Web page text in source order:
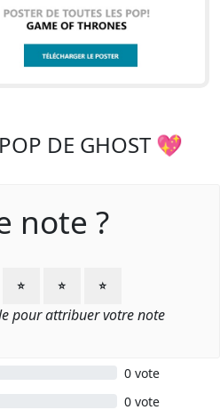
DE GHOST 💖
note ?
⭐ ⭐ ⭐
pour attribuer votre note
0 vote
0 vote